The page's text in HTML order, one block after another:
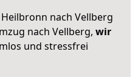
nach Vellberg
nach Vellberg, wir
und stressfrei